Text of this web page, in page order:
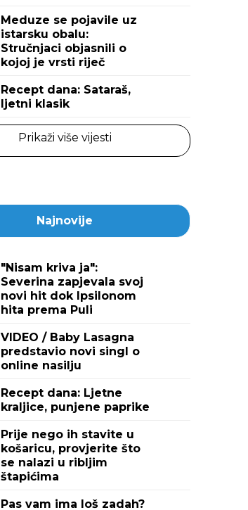
Meduze se pojavile uz
istarsku obalu:
Stručnjaci objasnili o
kojoj je vrsti riječ
Recept dana: Sataraš,
ljetni klasik
Prikaži više vijesti
Najnovije
"Nisam kriva ja":
Severina zapjevala svoj
novi hit dok Ipsilonom
hita prema Puli
VIDEO / Baby Lasagna
predstavio novi singl o
online nasilju
Recept dana: Ljetne
kraljice, punjene paprike
Prije nego ih stavite u
košaricu, provjerite što
se nalazi u ribljim
štapićima
Pas vam ima loš zadah?